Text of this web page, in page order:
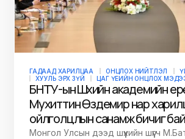
ГАДААД ХАРИЛЦАА ОНЦЛОХ НИЙТЛЭЛ
ХУУЛЬ ЭРХ ЗҮЙ
ЦАГ ҮЕИЙН ОНЦЛОХ
БНТУ-ын Шүүхийн академийн
Мухиттин Өздемир нар
ойлголцлын санамж бичиг
Монгол Улсын дээд шүүхийн шүүгч